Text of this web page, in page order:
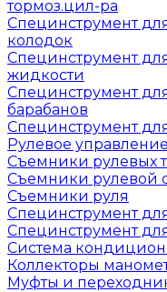
тормоз.цил-ра
Специнструмент
колодок
Специнструмент
жидкости
Специнструмент
барабанов
Специнструмент
Рулевое управление
Съемники рулевых
Съемники рулевой
Съемники руля
Специнструмент
Специнструмент
Система
Коллекторы
Муфты и